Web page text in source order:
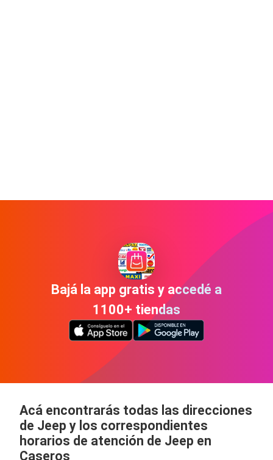
Bajá la app gratis y accedé a
1100+ tiendas
Acá encontrarás todas las direcciones
de Jeep y los correspondientes
horarios de atención de Jeep en
Caseros